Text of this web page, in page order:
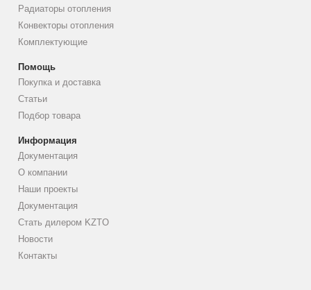
Радиаторы отопления
Конвекторы отопления
Комплектующие
Помощь
Покупка и доставка
Статьи
Подбор товара
Информация
Документация
О компании
Наши проекты
Документация
Стать дилером KZTO
Новости
Контакты